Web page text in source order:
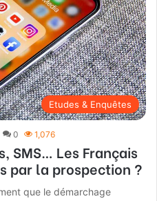
Etudes & Enquêtes
0 1,076
SMS… Les Français
par la prospection ?
que le démarchage